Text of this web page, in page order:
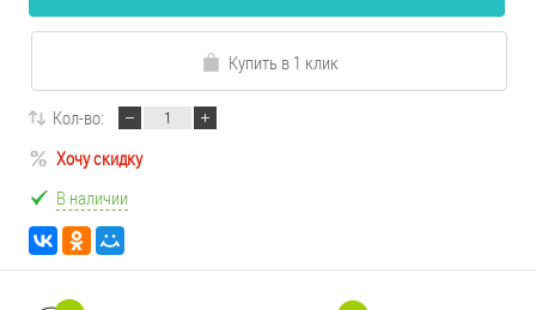
Купить в 1 клик
Кол-во:
Хочу скидку
В наличии